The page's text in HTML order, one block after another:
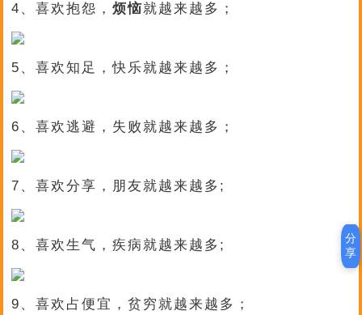
4、喜欢抱怨，烦恼就越来越多；
5、喜欢知足，快乐就越来越多；
6、喜欢逃避，失败就越来越多；
7、喜欢分享，朋友就越来越多;
8、喜欢生气，疾病就越来越多;
9、喜欢占便宜，贫穷就越来越多；
分
享